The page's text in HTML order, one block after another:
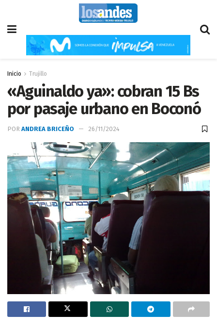
Inicio Trujillo
«Aguinaldo ya»: cobran 15 Bs
por pasaje urbano en Boconó
POR ANDREA BRICEÑO 26/11/2024